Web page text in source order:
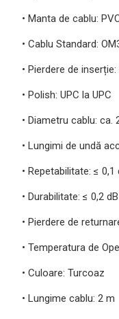
• Manta de cablu:
• Cablu Standard:
• Pierdere de inserție:
• Polish: UPC la UPC
• Diametru cablu: ca.
• Lungimi de undă
• Repetabilitate: ≤ 0,1
• Durabilitate: ≤ 0,2
• Pierdere de
• Temperatura de
• Culoare: Turcoaz
• Lungime cablu: 2 m